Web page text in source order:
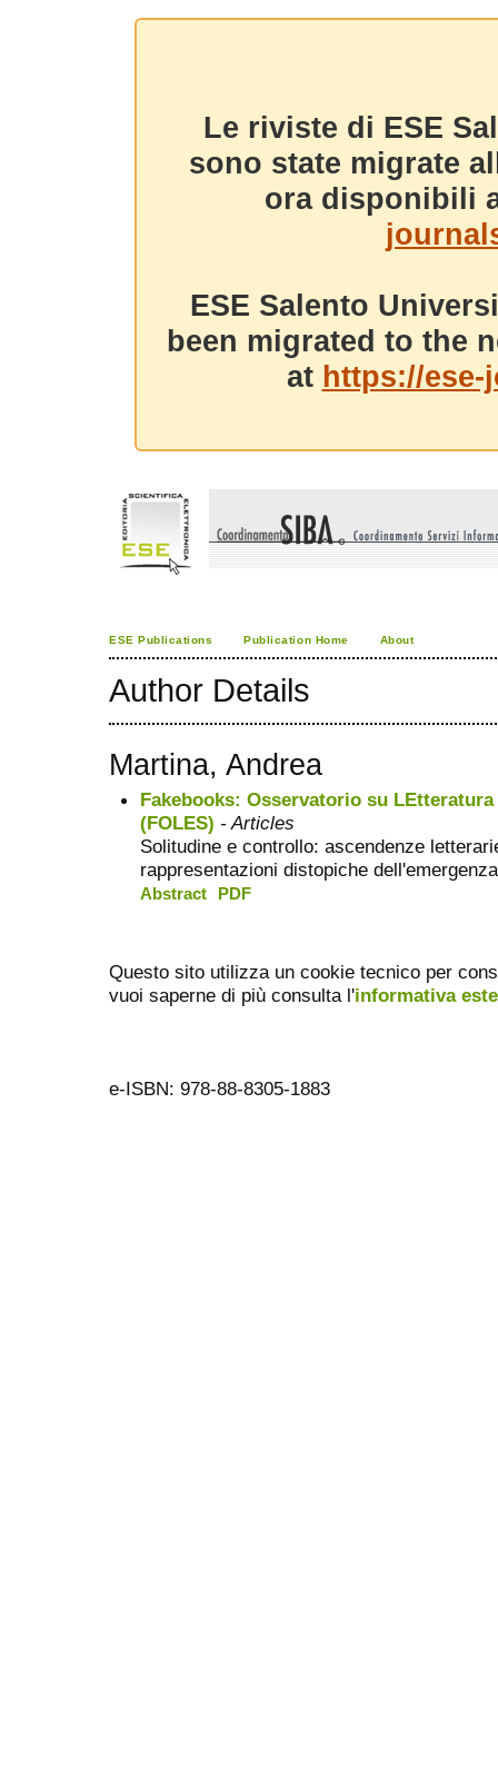
Le riviste di ESE
sono state migrate
ora disponibili
ESE Salento
been migrated to the
at https://
ESE Publications Publication Home About
Author Details
Martina, Andrea
Fakebooks: Osservatorio su
(FOLES) - Articles
Solitudine e controllo: ascendenze
rappresentazioni distopiche
Abstract PDF
Questo sito utilizza un cookie tecnico per
vuoi saperne di più consulta l'informativa
e-ISBN: 978-88-8305-1883